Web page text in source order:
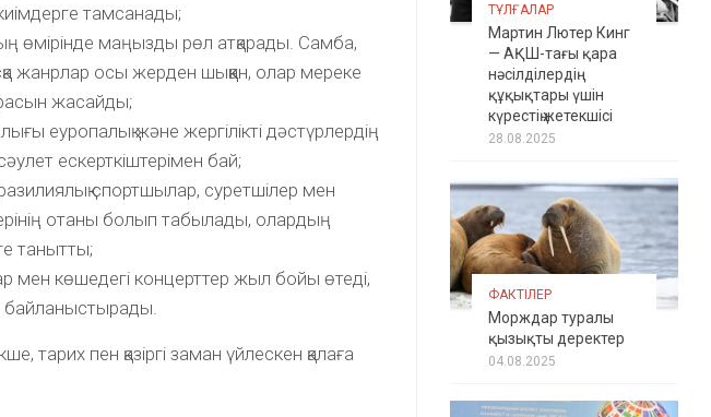
тамсанады;
өмірінде маңызды рөл атқарады. Самба,
жанрлар осы жерден шыққан, олар мереке
жасайды;
еуропалық және жергілікті дәстүрлердің
ескерткіштерімен бай;
спортшылар, суретшілер мен
отаны болып табылады, олардың
танытты;
мен көшедегі концерттер жыл бойы өтеді,
байланыстырады.
тарих пен қазіргі заман үйлескен қалаға
ТҰЛҒАЛАР
Мартин Лютер Кинг
— АҚШ-тағы қара
нәсілділердің
құқықтары үшін
күрестің жетекшісі
28.08.2025
ФАКТІЛЕР
Морждар туралы
қызықты деректер
04.08.2025